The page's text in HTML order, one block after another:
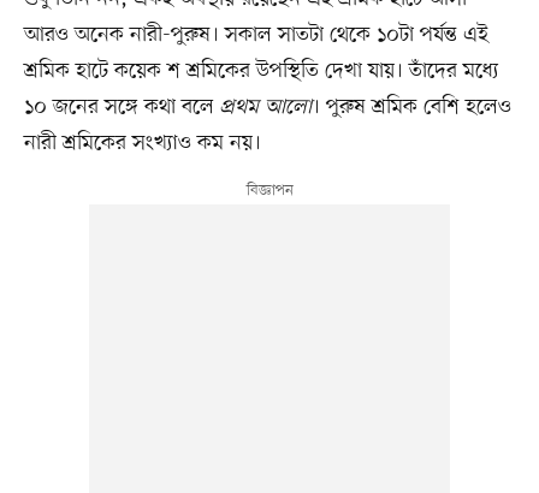
আরও অনেক নারী-পুরুষ। সকাল সাতটা থেকে ১০টা পর্যন্ত এই
শ্রমিক হাটে কয়েক শ শ্রমিকের উপস্থিতি দেখা যায়। তাঁদের মধ্যে
১০ জনের সঙ্গে কথা বলে প্রথম আলো। পুরুষ শ্রমিক বেশি হলেও
নারী শ্রমিকের সংখ্যাও কম নয়।